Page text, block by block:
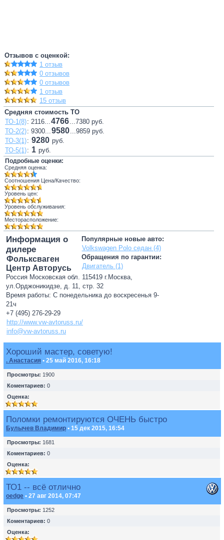
Отзывов с оценкой:
1 отзыв
0 отзывов
0 отзывов
1 отзыв
15 отзыв
Средняя стоимость ТО
ТО-1(8): 2116...4766...7380 руб.
ТО-2(2): 9300...9580...9859 руб.
ТО-3(1): 9280 руб.
ТО-5(1): 1 руб.
Подробные оценки:
Средняя оценка:
Соотношения Цена/Качество:
Уровень цен:
Уровень обслуживания:
Месторасположение:
Популярные новые авто:
Volkswagen Polo седан (4)
Обращения по гарантии:
Двигатель (1)
Информация о
дилере
Фольксваген
Центр Авторусь
Россия Московская обл. 115419 г.Москва,
ул.Орджоникидзе, д. 11, стр. 32
Время работы: С понедельника до воскресенья 9-
21ч
+7 (495) 276-29-29
http://www.vw-avtoruss.ru/
info@vw-avtoruss.ru
Хороший мастер, советую!
. Анастасия • 25 май 2016, 16:18
Просмотры: 1900
Коментариев: 0
Оценка:
Поломки ремонтируются ОЧЕНЬ быстро
Булычев Владимир • 15 дек 2015, 16:54
Просмотры: 1681
Коментариев: 0
Оценка:
ТО1 -- всё отлично
oedge • 27 авг 2014, 07:47
Просмотры: 1252
Коментариев: 0
Оценка: